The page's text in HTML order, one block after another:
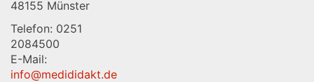
48155 Münster
Telefon: 0251
2084500
E-Mail:
info@medididakt.de